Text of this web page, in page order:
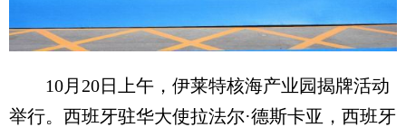
10月20日上午，伊莱特核海产业园揭牌活动
举行。西班牙驻华大使拉法尔·德斯卡亚，西班牙